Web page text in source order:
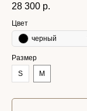
28 300 р.
Цвет
черный
Размер
S
M